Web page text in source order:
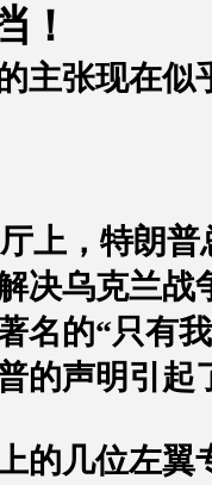
！
主张现在似
上，特朗
决乌克兰战
名的“只有
的声明引起
的几位左翼